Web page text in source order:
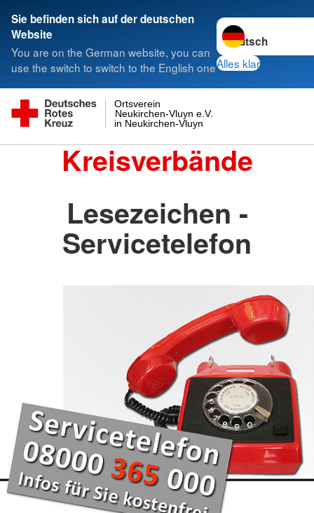
Sie befinden sich auf der deutschen
Website
You are on the German website, you can
use the switch to switch to the English one
Sprache wechseln
Alles klar
in Neukirchen-Vluyn
Neukirchen-Vluyn e.V.
Ortsverein
Kreisverbände
Lesezeichen -
Servicetelefon